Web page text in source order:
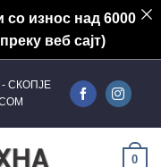
со износ над 6000
веб сајт)
СКОПЈЕ
0